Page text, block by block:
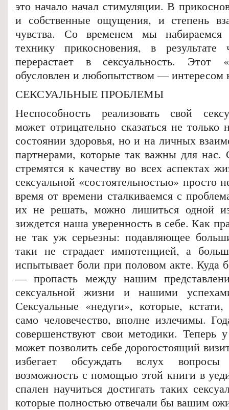
это начало начал стимуляции. В
и собственные ощущения, и степень
чувства. Со временем мы набираемся
технику прикосновения, в результате
перерастает в сексуальность. Этот
обусловлен и любопытством — интересом
СЕКСУАЛЬНЫЕ ПРОБЛЕМЫ
Неспособность реализовать свой
может отрицательно сказаться не
состоянии здоровья, но и на личных
партнерами, которые так важны для нас.
стремятся к качеству во всех аспектах
сексуальной «состоятельностью» просто
время от времени сталкиваемся с
их не решать, можно лишиться одной
зиждется наша уверенность в себе. Как
не так уж серьезны: подавляющее
таки не страдает импотенцией, а
испытывает боли при половом акте. Куда
— пропасть между нашим
сексуальной жизни и нашими
Сексуальные «недуги», которые,
само человечество, вполне излечимы.
совершенствуют свои методики. Теперь
может позволить себе дорогостоящий
избегает обсуждать вслух вопросы
возможность с помощью этой книги в
спален научиться достигать таких
которые полностью отвечали бы вашим